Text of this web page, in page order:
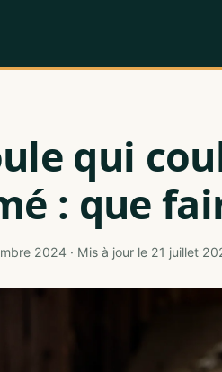
qui
: que
2024 · Mis à jour le 21 juillet